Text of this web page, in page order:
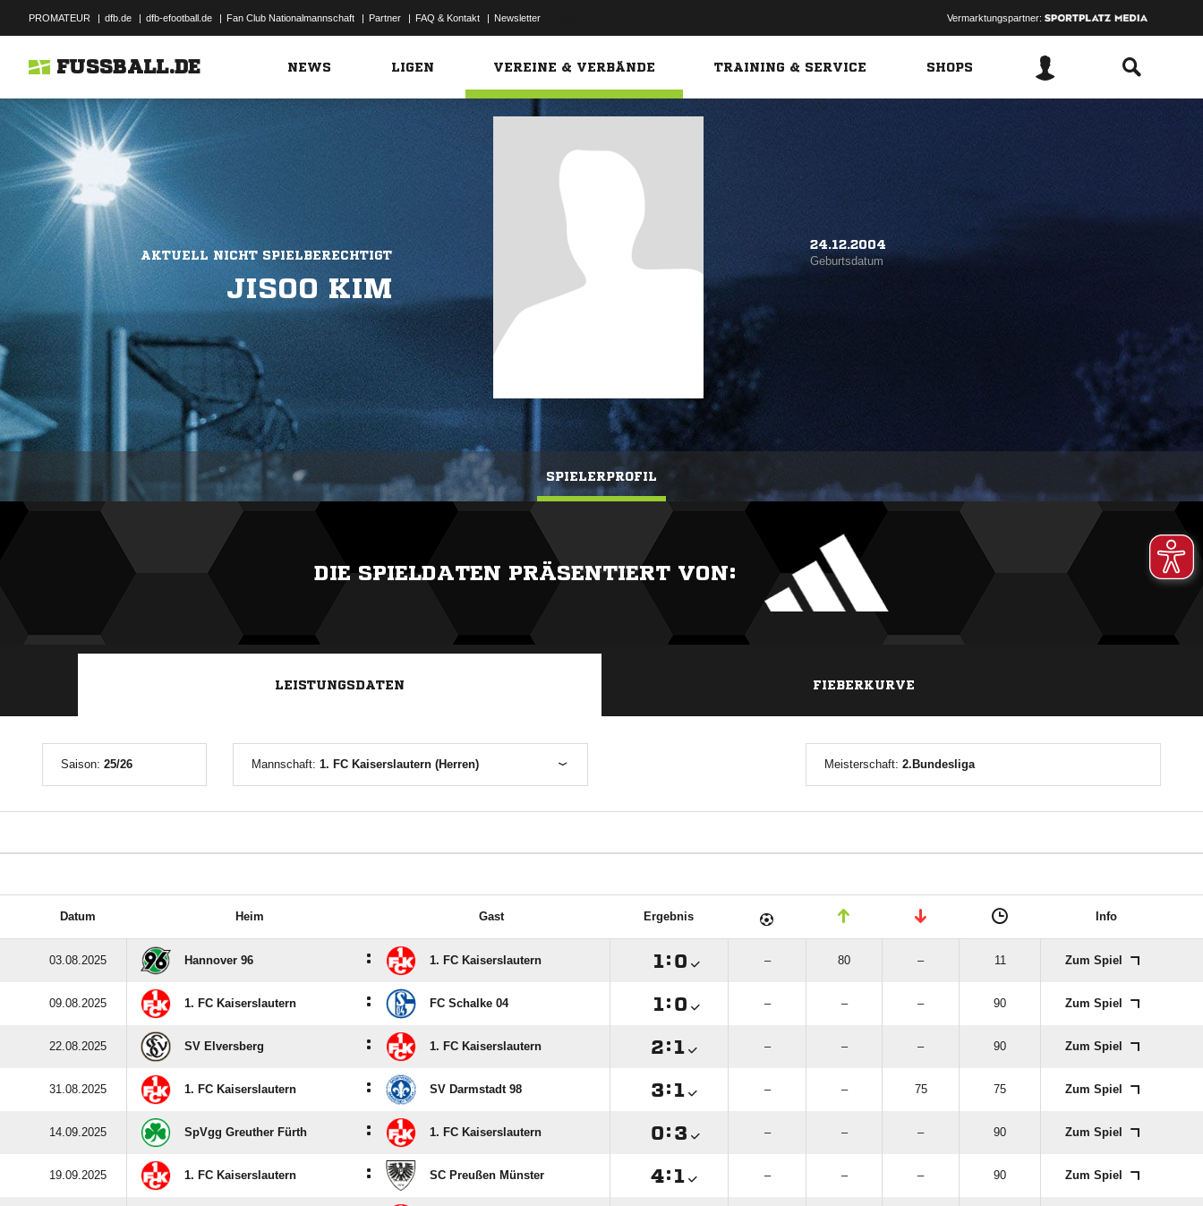
PROMATEUR | dfb.de | dfb-efootball.de | Fan Club Nationalmannschaft | Partner | FAQ & Kontakt | Newsletter Vermarktungspartner:
FUSSBALL.DE NEWS LIGEN VEREINE & VERBÄNDE TRAINING & SERVICE SHOPS
SPIELERPROFIL
AKTUELL NICHT SPIELBERECHTIGT
JISOO KIM
24.12.2004
Geburtsdatum
DIE SPIELDATEN PRÄSENTIERT VON:
LEISTUNGSDATEN FIEBERKURVE
Saison: 25/26 Mannschaft:1. FC Kaiserslautern (Herren) Meisterschaft: 2.Bundesliga
Datum Heim Gast Ergebnis Info
03.08.2025 Hannover 96 : 1. FC Kaiserslautern :  – 80 – 11 Zum Spiel
09.08.2025 1. FC Kaiserslautern : FC Schalke 04 :  – – – 90 Zum Spiel
22.08.2025 SV Elversberg : 1. FC Kaiserslautern :  – – – 90 Zum Spiel
31.08.2025 1. FC Kaiserslautern : SV Darmstadt 98 :  – – 75 75 Zum Spiel
14.09.2025 SpVgg Greuther Fürth : 1. FC Kaiserslautern :  – – – 90 Zum Spiel
19.09.2025 1. FC Kaiserslautern : SC Preußen Münster :  – – – 90 Zum Spiel